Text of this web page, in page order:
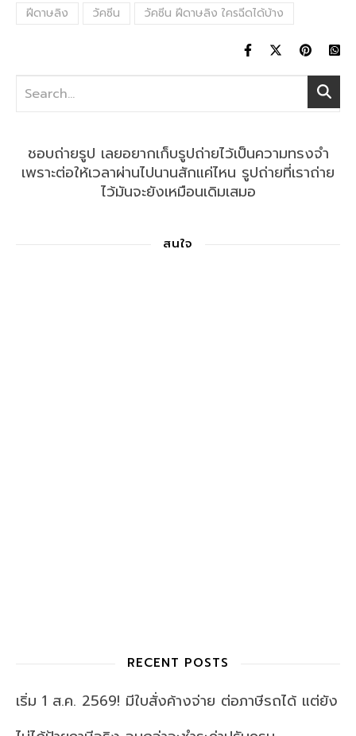
ฝีดาษลิง วัคซีน วัคซีน ฝีดาษลิง ใครฉีดได้บ้าง
ชอบถ่ายรูป เลยอยากเก็บรูปถ่ายไว้เป็นความทรงจำ
เพราะต่อให้เวลาผ่านไปนานสักแค่ไหน รูปถ่ายที่เราถ่าย
ไว้มันจะยังเหมือนเดิมเสมอ
สนใจ
RECENT POSTS
เริ่ม 1 ส.ค. 2569! มีใบสั่งค้างจ่าย ต่อภาษีรถได้ แต่ยัง